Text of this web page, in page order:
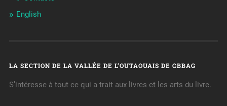
English
LA SECTION DE LA VALLÉE DE L’OUTAOUAIS DE CBBAG
S’intéresse à tout ce qui a trait aux livres et les arts du livre.